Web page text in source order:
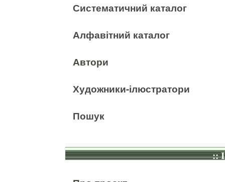
Систематичний каталог
Алфавітний каталог
Автори
Художники-ілюстратори
Пошук
::